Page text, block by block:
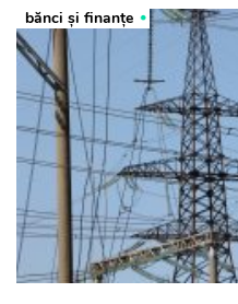
bănci şi finanţe